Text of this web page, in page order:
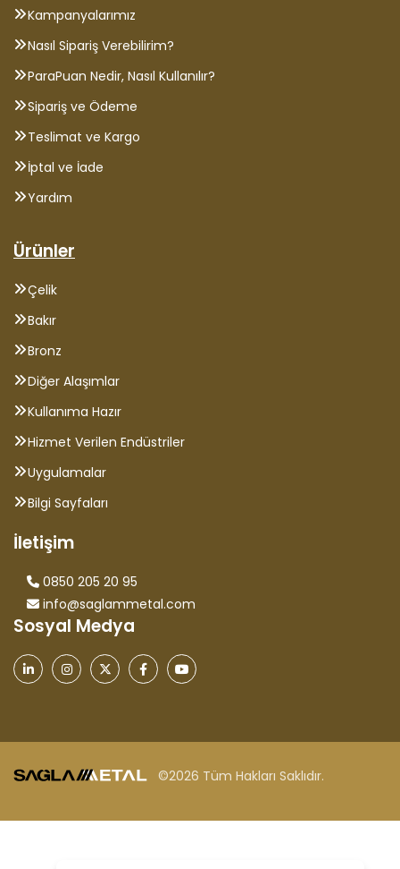
Kampanyalarımız
Nasıl Sipariş Verebilirim?
ParaPuan Nedir, Nasıl Kullanılır?
Sipariş ve Ödeme
Teslimat ve Kargo
İptal ve İade
Yardım
Ürünler
Çelik
Bakır
Bronz
Diğer Alaşımlar
Kullanıma Hazır
Hizmet Verilen Endüstriler
Uygulamalar
Bilgi Sayfaları
İletişim
0850 205 20 95
info@saglammetal.com
Sosyal Medya
©2026 Tüm Hakları Saklıdır.